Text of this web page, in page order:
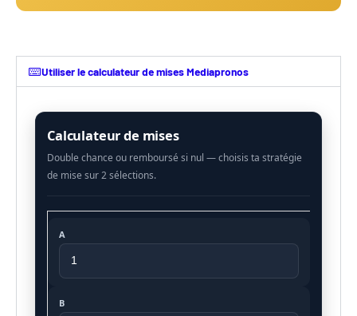
Utiliser le calculateur de mises Mediapronos
Calculateur de mises
A
B